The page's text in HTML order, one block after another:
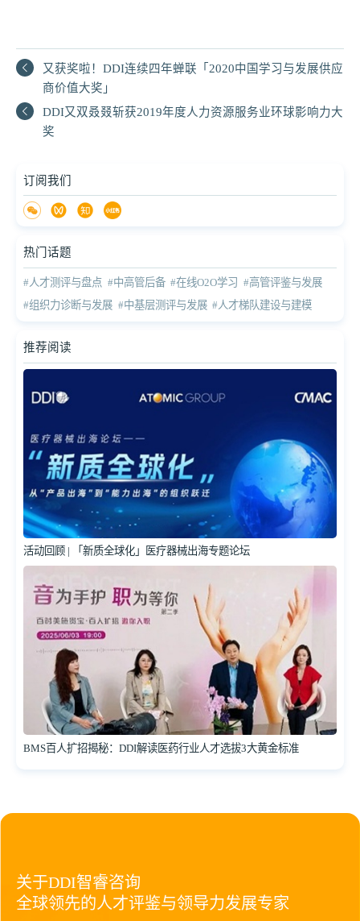
又获奖啦！DDI连续四年蝉联「2020中国学习与发展供应
商价值大奖」
DDI又双叒叕斩获2019年度人力资源服务业环球影响力大
奖
订阅我们
热门话题
#人才测评与盘点 #中高管后备 #在线O2O学习 #高管评鉴与发展
#组织力诊断与发展 #中基层测评与发展 #人才梯队建设与建模
推荐阅读
活动回顾 | 「新质全球化」医疗器械出海专题论坛
BMS百人扩招揭秘：DDI解读医药行业人才选拔3大黄金标准
关于DDI智睿咨询
全球领先的人才评鉴与领导力发展专家